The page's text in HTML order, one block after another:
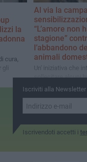
la
cura,
gli
Al via la
“L’amore non
stagione”
l’abbandono
animali
Un' iniziativa che
sollecitare alcuni
comportamenti
Iscriviti alla Newsletter
Iscrivendoti accetti i